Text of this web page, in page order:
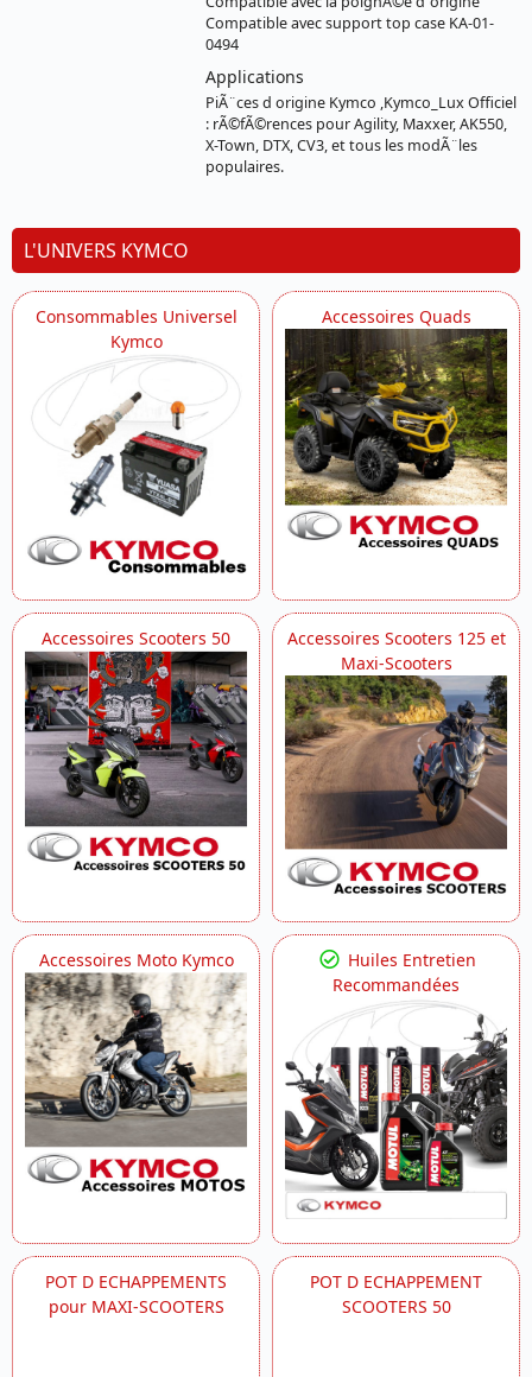
Compatible avec support top case KA-01-
0494
Applications
PiÃ¨ces d origine Kymco ,Kymco_Lux Officiel
: rÃ©fÃ©rences pour Agility, Maxxer, AK550,
X-Town, DTX, CV3, et tous les modÃ¨les
populaires.
L'UNIVERS KYMCO
Consommables Universel
Kymco
Accessoires Quads
Accessoires Scooters 50
Accessoires Scooters 125 et
Maxi-Scooters
Accessoires Moto Kymco
Huiles Entretien
Recommandées
POT D ECHAPPEMENTS
pour MAXI-SCOOTERS
POT D ECHAPPEMENT
SCOOTERS 50